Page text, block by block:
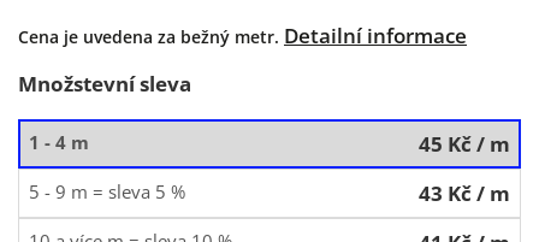
Cena je uvedena za bežný metr. Detailní informace
Množstevní sleva
1 - 4 m 45 Kč/ m
5 - 9 m = sleva 5 % 43 Kč/ m